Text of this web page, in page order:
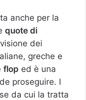
anche per la
quote di
dei
greche e
flop ed è una
proseguire. I
da cui la tratta